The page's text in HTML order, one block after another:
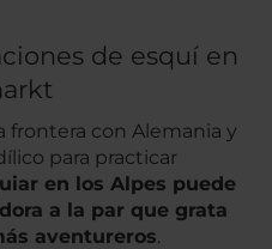
de esquí en
frontera con Alemania y
para practicar
en los Alpes puede
a la par que grata
aventureros.